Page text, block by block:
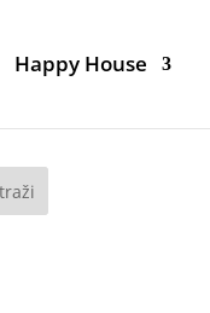
Happy House